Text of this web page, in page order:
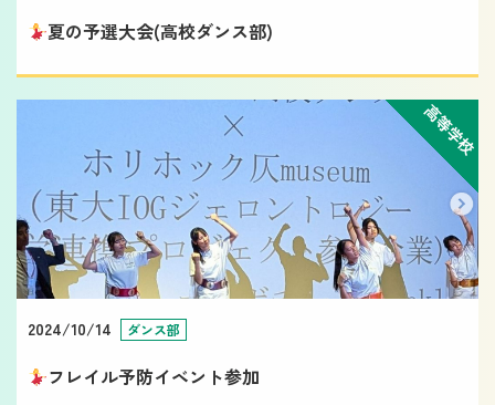
夏の予選大会(高校ダンス部)
高等学校
2024/10/14 ダンス部
フレイル予防イベント参加